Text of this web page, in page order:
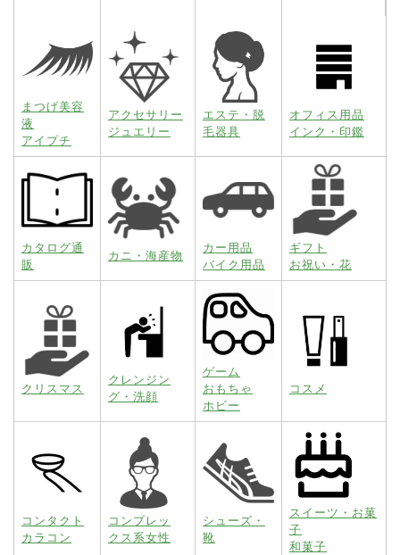
まつげ美容
液
アイプチ
アクセサリー
ジュエリー
エステ・脱
毛器具
オフィス用品
インク・印鑑
カタログ通
販
カニ・海産物
カー用品
バイク用品
ギフト
お祝い・花
クリスマス
クレンジン
グ・洗顔
ゲーム
おもちゃ
ホビー
コスメ
コンタクト
カラコン
コンプレッ
クス系女性
シューズ・
靴
スイーツ・お菓
子
和菓子